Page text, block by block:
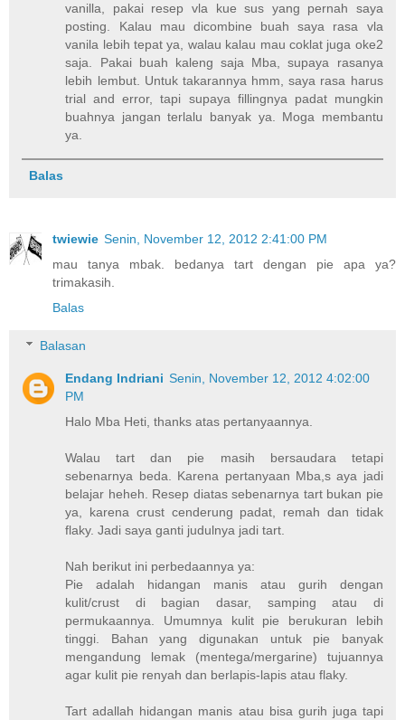
vanilla, pakai resep vla kue sus yang pernah saya
posting. Kalau mau dicombine buah saya rasa vla
vanila lebih tepat ya, walau kalau mau coklat juga oke2
saja. Pakai buah kaleng saja Mba, supaya rasanya
lebih lembut. Untuk takarannya hmm, saya rasa harus
trial and error, tapi supaya fillingnya padat mungkin
buahnya jangan terlalu banyak ya. Moga membantu
ya.
Balas
twiewie Senin, November 12, 2012 2:41:00 PM
mau tanya mbak. bedanya tart dengan pie apa ya?
trimakasih.
Balas
Balasan
Endang Indriani Senin, November 12, 2012 4:02:00
PM
Halo Mba Heti, thanks atas pertanyaannya.
Walau tart dan pie masih bersaudara tetapi
sebenarnya beda. Karena pertanyaan Mba,s aya jadi
belajar heheh. Resep diatas sebenarnya tart bukan pie
ya, karena crust cenderung padat, remah dan tidak
flaky. Jadi saya ganti judulnya jadi tart.
Nah berikut ini perbedaannya ya:
Pie adalah hidangan manis atau gurih dengan
kulit/crust di bagian dasar, samping atau di
permukaannya. Umumnya kulit pie berukuran lebih
tinggi. Bahan yang digunakan untuk pie banyak
mengandung lemak (mentega/mergarine) tujuannya
agar kulit pie renyah dan berlapis-lapis atau flaky.
Tart adallah hidangan manis atau bisa gurih juga tapi